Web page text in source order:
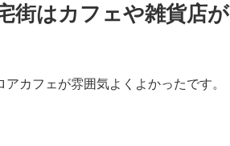
街はカフェや雑貨店が
カフェが雰囲気よくよかったです。